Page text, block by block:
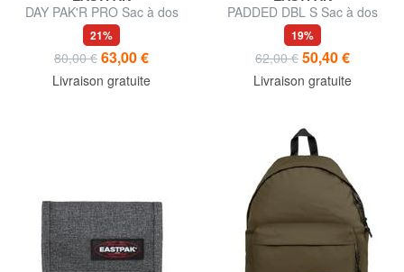
DAY PAK'R PRO Sac à dos
pour ordinateur portable 16
pouces
21%
80,00 € 63,00 €
Livraison gratuite
PADDED DBL S Sac à dos
pour tablette
19%
62,00 € 50,40 €
Livraison gratuite